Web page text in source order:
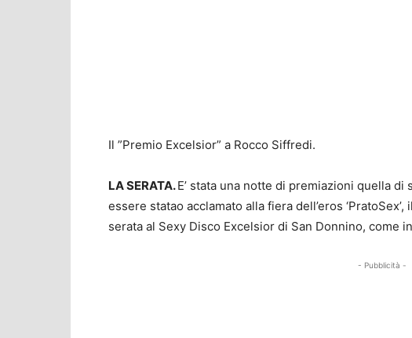
Il ”Premio Excelsior” a Rocco Siffredi.
LA SERATA.E’ stata una notte di premiazioni quella
essere statao acclamato alla fiera dell’eros
serata al Sexy Disco Excelsior di San Donnino, come
- Pubblicità -